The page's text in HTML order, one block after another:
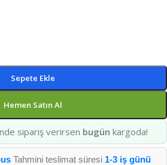
Sepete Ekle
Hemen Satın Al
sipariş verirsen bugün kargoda!
Tahmini teslimat süresi 1-3 iş günü